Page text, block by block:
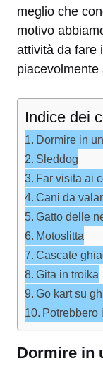
meglio che
motivo
attività da fare
piacevolmente
Indice dei
Dormire in
Sleddog
Far visita ai
Cani da
Gatto delle
Motoslitta
Cascate
Gita in troika
Go kart su
Potrebbero
Dormire in